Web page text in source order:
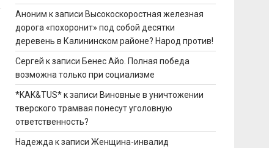
Аноним к записи Высокоскоростная железная
дорога «похоронит» под собой десятки
деревень в Калининском районе? Народ против!
Сергей к записи Бенес Айо. Полная победа
возможна только при социализме
*KAK&TUS*к записи Виновные в уничтожении
тверского трамвая понесут уголовную
ответственность?
Надежда к записиЖенщина-инвалид